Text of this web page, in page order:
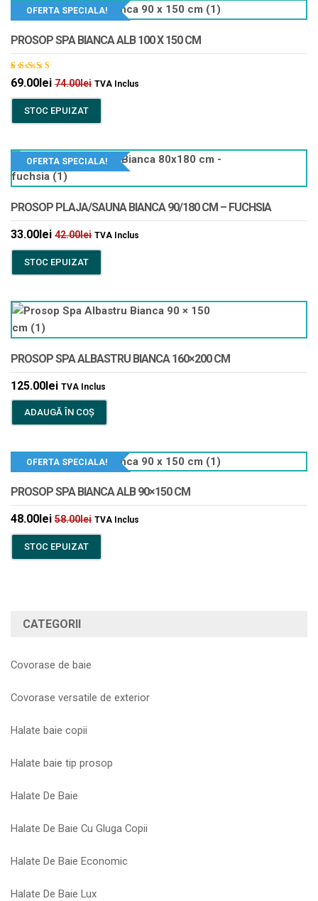
OFERTA SPECIALA!
PROSOP SPA BIANCA ALB 100 X 150 CM
Evaluat
la5.00
din 5
69.00lei 74.00lei TVA Inclus
STOC EPUIZAT
OFERTA SPECIALA!
PROSOP PLAJA/SAUNA BIANCA 90/180 CM – FUCHSIA
33.00lei 42.00lei TVA Inclus
STOC EPUIZAT
PROSOP SPA ALBASTRU BIANCA 160×200 CM
125.00lei TVA Inclus
ADAUGĂ ÎN COȘ
OFERTA SPECIALA!
PROSOP SPA BIANCA ALB 90×150 CM
48.00 lei 58.00lei TVA Inclus
STOC EPUIZAT
CATEGORII
Covorase de baie
Covorase versatile de exterior
Halate baie copii
Halate baie tip prosop
Halate De Baie
Halate De Baie Cu Gluga Copii
Halate De Baie Economic
Halate De Baie Lux